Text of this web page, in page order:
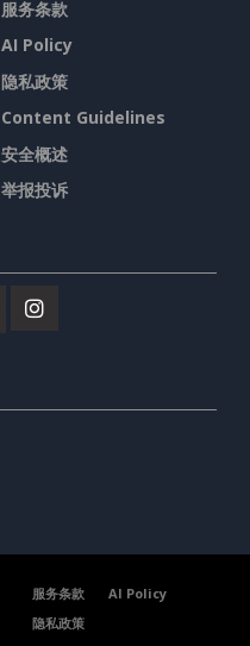
服务条款
AI Policy
隐私政策
Content Guidelines
安全概述
举报投诉
服务条款
AI Policy
隐私政策